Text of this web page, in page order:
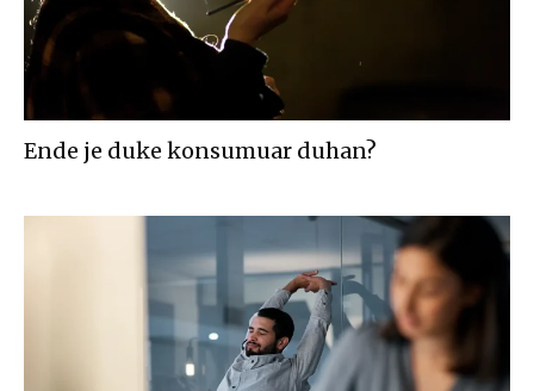
Ende je duke konsumuar duhan?